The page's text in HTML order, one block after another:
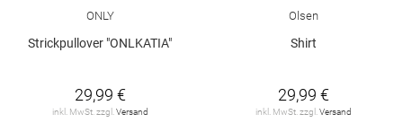
ONLY
Strickpullover "ONLKATIA"
29,99 €
inkl. MwSt. zzgl. Versand
Olsen
Shirt
29,99 €
inkl. MwSt. zzgl. Versand